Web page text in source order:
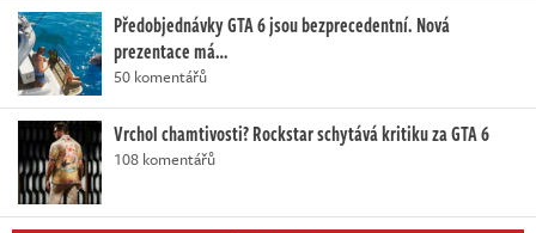
Předobjednávky GTA 6 jsou bezprecedentní. Nová
prezentace má…
50 komentářů
Vrchol chamtivosti? Rockstar schytává kritiku za GTA 6
108 komentářů